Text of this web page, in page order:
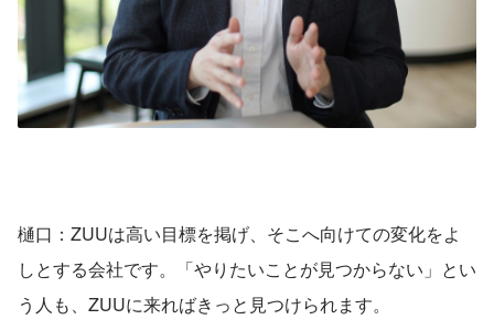
樋口：ZUUは高い目標を掲げ、そこへ向けての変化をよ
しとする会社です。「やりたいことが見つからない」とい
う人も、ZUUに来ればきっと見つけられます。